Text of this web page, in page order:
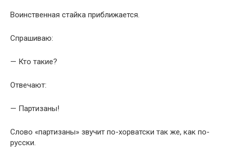
Воинственная стайка приближается.
Спрашиваю:
— Кто такие?
Отвечают:
— Партизаны!
Слово «партизаны» звучит по-хорватски так же, как по-
русски.